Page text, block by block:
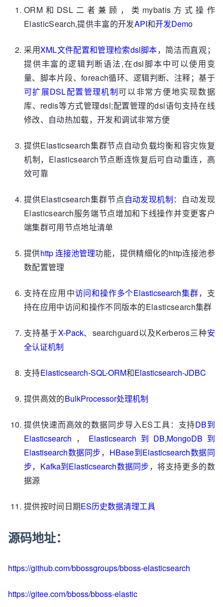
            params,
//变量参数
            Demo.class);
//返回的文档封装对象类型
ORM和DSL二者兼顾，类mybatis方式操作
ElasticSearch,提供丰富的开发API和开发Demo
采用XML文件配置和管理检索dsl脚本，简洁而直观；
提供丰富的逻辑判断语法,在dsl脚本中可以使用变
量、脚本片段、foreach循环、逻辑判断、注释；基于
可扩展DSL配置管理机制可以非常方便地实现数据
库、redis等方式管理dsl;配置管理的dsl语句支持在线
修改、自动热加载，开发和调试非常方便
提供Elasticsearch集群节点自动负载均衡和容灾恢复
机制，Elasticsearch节点断连恢复后可自动重连，高
效可靠
提供Elasticsearch集群节点自动发现机制：自动发现
Elasticsearch服务端节点增加和下线操作并变更客户
端集群可用节点地址清单
提供http 连接池管理功能，提供精细化的http连接池参
数配置管理
支持在应用中访问和操作多个Elasticsearch集群，支
持在应用中访问和操作不同版本的Elasticsearch集群
支持基于X-Pack、searchguard以及Kerberos三种安
全认证机制
支持Elasticsearch-SQL-ORM和Elasticsearch-JDBC
提供高效的BulkProcessor处理机制
提供快速而高效的数据同步导入ES工具：支持DB到
Elasticsearch ， Elasticsearch到DB,MongoDB到
Elastisearch数据同步， HBase到Elasticsearch数据同
步， Kafka到Elasticsearch数据同步，将支持更多的数
据源
提供按时间日期ES历史数据清理工具
源码地址：
https://github.com/bbossgroups/bboss-elasticsearch
https://gitee.com/bboss/bboss-elastic